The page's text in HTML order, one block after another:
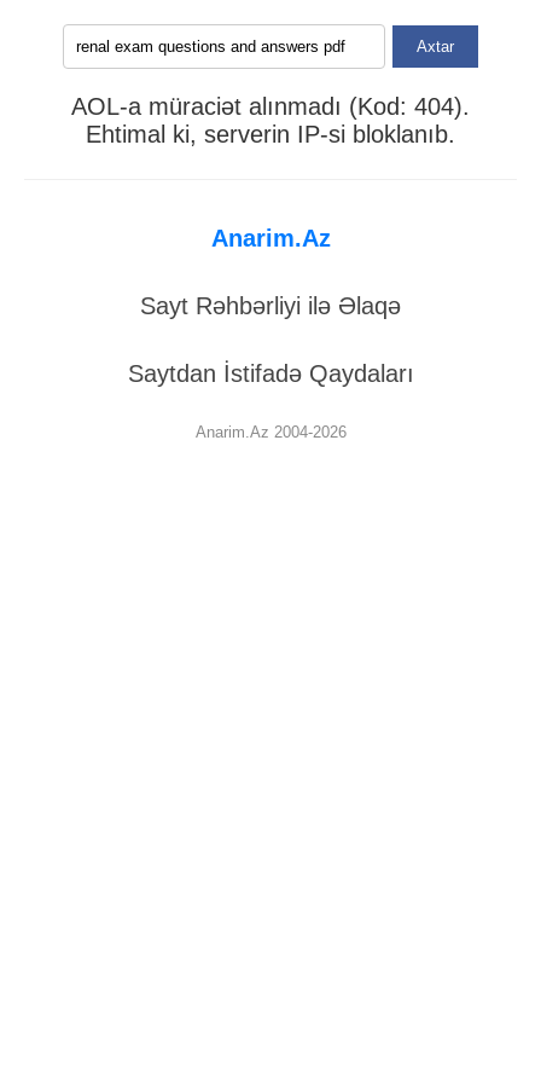
Axtar
AOL-a müraciət alınmadı (Kod: 404).
Ehtimal ki, serverin IP-si bloklanıb.
Anarim.Az
Sayt Rəhbərliyi ilə Əlaqə
Saytdan İstifadə Qaydaları
Anarim.Az 2004-2026